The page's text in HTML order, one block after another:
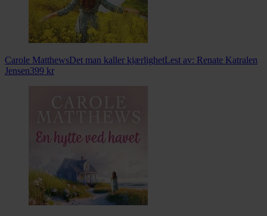
Carole MatthewsDet man kaller kjærlighetLest av: Renate Katralen
Jensen399 kr